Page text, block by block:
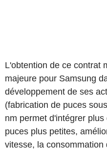
L'obtention de ce contrat
majeure pour Samsung
développement de ses
(fabrication de puces
nm permet d'intégrer
puces plus petites,
vitesse, la